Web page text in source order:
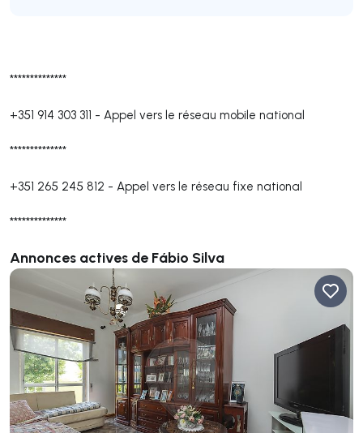
**************
+351 914 303 311 - Appel vers le réseau mobile national
**************
+351 265 245 812 - Appel vers le réseau fixe national
**************
Annonces actives de Fábio Silva